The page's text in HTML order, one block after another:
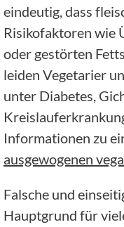
eindeutig, dass
Risikofaktoren wie
oder gestörten
leiden Vegetarier
unter Diabetes,
Informationen zu
ausgewogenen
Falsche und
Hauptgrund für